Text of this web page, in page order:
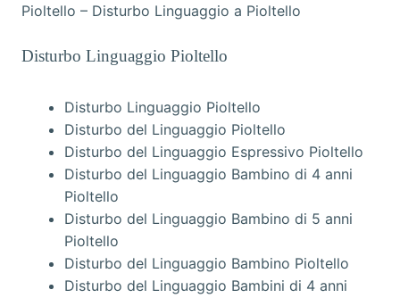
Pioltello – Disturbo Linguaggio a Pioltello
Disturbo Linguaggio Pioltello
Disturbo Linguaggio Pioltello
Disturbo del Linguaggio Pioltello
Disturbo del Linguaggio Espressivo Pioltello
Disturbo del Linguaggio Bambino di 4 anni
Pioltello
Disturbo del Linguaggio Bambino di 5 anni
Pioltello
Disturbo del Linguaggio Bambino Pioltello
Disturbo del Linguaggio Bambini di 4 anni